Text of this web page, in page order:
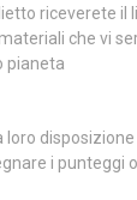
riceverete il
che vi
pianeta
i punteggi